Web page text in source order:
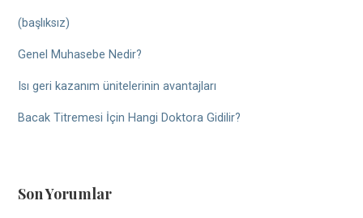
(başlıksız)
Genel Muhasebe Nedir?
Isı geri kazanım ünitelerinin avantajları
Bacak Titremesi İçin Hangi Doktora Gidilir?
Son Yorumlar